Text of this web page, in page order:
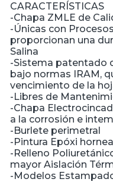
CARACTERÍSTICAS
-Chapa ZMLE de
-Únicas con
proporcionan una
Salina
-Sistema patentado
bajo normas IRAM,
vencimiento de la
-Libres de
-Chapa
a la corrosión e
-Burlete perimetral
-Pintura Epóxi
-Relleno
mayor Aislación
-Modelos